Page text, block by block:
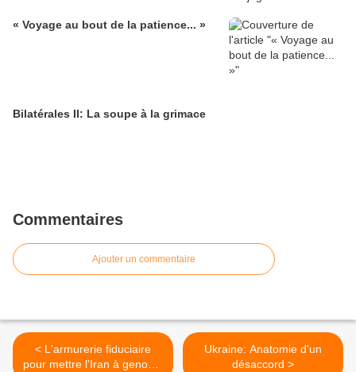
« Voyage au bout de la patience... »
Bilatérales II: La soupe à la grimace
Commentaires
Ajouter un commentaire
< L'armurerie fiduciaire
pour mettre l'Iran à genoux:
Ukraine: Anatomie d'un
désaccord >